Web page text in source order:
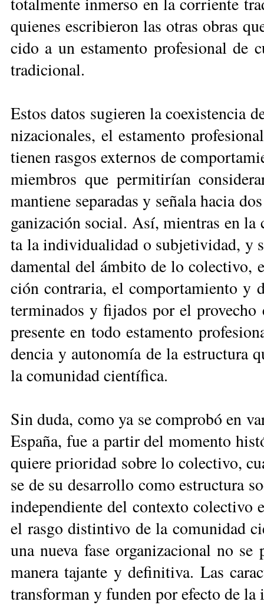
quie­nes es­cri­bie­ron las otras obras
ci­do a un es­ta­men­to pro­fe­sio­nal de
tra­di­cio­nal.
Es­tos da­tos su­gie­ren la coe­xis­ten­cia
ni­za­cio­na­les, el es­ta­men­to
tie­nen ras­gos ex­ter­nos de
miem­bros que per­mi­ti­rían
man­tie­ne se­pa­ra­das y se­ña­la ha­cia
ga­ni­za­ción so­cial. Así, mien­tras en
ta la in­di­vi­dua­li­dad o sub­je­ti­vi­dad, y
da­men­tal del ám­bi­to de lo co­lec­ti­vo,
ción con­tra­ria, el com­por­ta­mien­to y
ter­mi­na­dos y fi­ja­dos por el
pre­sen­te en to­do es­ta­men­to
den­cia y au­to­no­mía de la es­truc­tu­ra
la co­mu­ni­dad cien­tí­fi­ca.
Sin du­da, co­mo ya se com­pro­bó en
Es­pa­ña, fue a par­tir del mo­men­to
quie­re prio­ri­dad so­bre lo co­lec­ti­vo,
se de su de­sa­rro­llo co­mo es­truc­tu­ra
in­de­pen­dien­te del con­tex­to co­lec­ti­vo
el ras­go dis­tin­ti­vo de la co­mu­ni­dad
una nue­va fa­se or­ga­ni­za­cio­nal no
ma­ne­ra ta­jan­te y de­fi­ni­ti­va. Las
trans­for­man y fun­den por efec­to de